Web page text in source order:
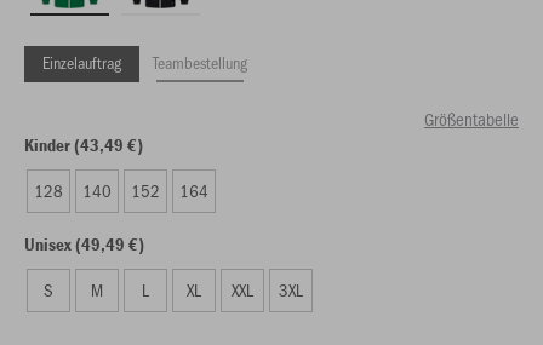
Einzelauftrag Teambestellung
Größentabelle
Kinder (43,49 €)
128 140 152 164
Unisex (49,49 €)
S M L XL XXL 3XL